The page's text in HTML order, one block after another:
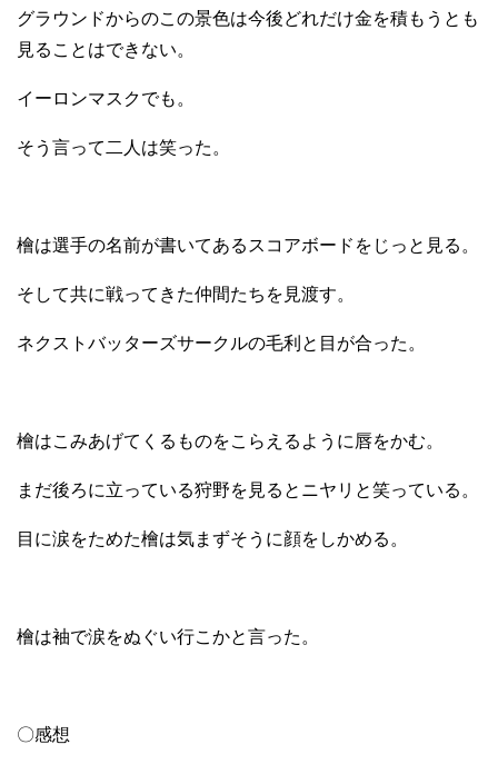
グラウンドからのこの景色は今後どれだけ金を積もうとも
見ることはできない。
イーロンマスクでも。
そう言って二人は笑った。
檜は選手の名前が書いてあるスコアボードをじっと見る。
そして共に戦ってきた仲間たちを見渡す。
ネクストバッターズサークルの毛利と目が合った。
檜はこみあげてくるものをこらえるように唇をかむ。
まだ後ろに立っている狩野を見るとニヤリと笑っている。
目に涙をためた檜は気まずそうに顔をしかめる。
檜は袖で涙をぬぐい行こかと言った。
〇感想